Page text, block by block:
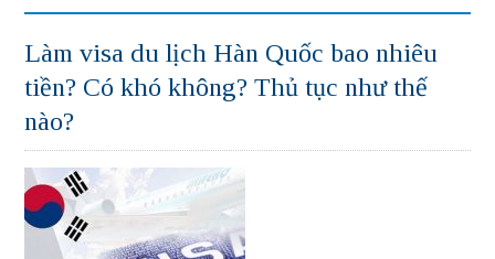
Làm visa du lịch Hàn Quốc bao nhiêu
tiền? Có khó không? Thủ tục như thế
nào?